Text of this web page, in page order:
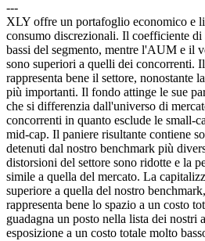
---
XLY offre un portafoglio economico e
consumo discrezionali. Il coefficiente di
bassi del segmento, mentre l'AUM e il
sono superiori a quelli dei concorrenti.
rappresenta bene il settore, nonostante
più importanti. Il fondo attinge le sue
che si differenzia dall'universo di
concorrenti in quanto esclude le small-
mid-cap. Il paniere risultante contiene
detenuti dal nostro benchmark più
distorsioni del settore sono ridotte e la
simile a quella del mercato. La
superiore a quella del nostro
rappresenta bene lo spazio a un costo
guadagna un posto nella lista dei nostri
esposizione a un costo totale molto